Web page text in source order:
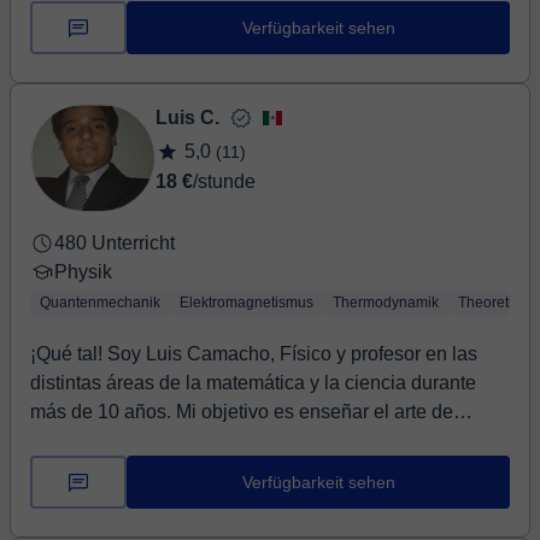
Verfügbarkeit sehen
Luis C.
5,0 (11)
18 €/stunde
480 Unterricht
Physik
Quantenmechanik Elektromagnetismus Thermodynamik
¡Qué tal! Soy Luis Camacho, Físico y profesor en las
distintas áreas de la matemática y la ciencia durante
más de 10 años. Mi objetivo es enseñar el arte de
todos del mismo modo, por lo que mi objetivo siempre
es que encontremos la manera en la que cada persona
Verfügbarkeit sehen